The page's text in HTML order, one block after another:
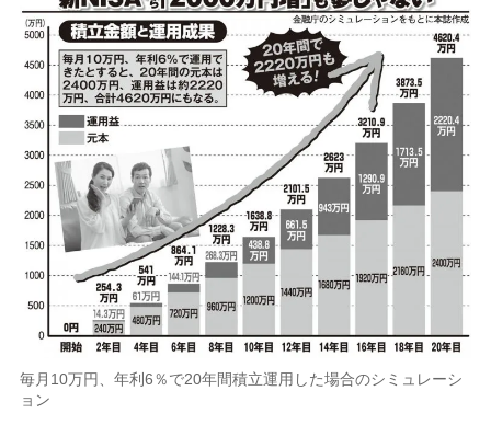
毎月10万円、年利6％で20年間積立運用した場合のシミュレーシ
ョン